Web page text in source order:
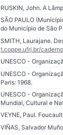
RUSKIN, John. A
SÃO PAULO
do Município de São
SMITH, Laurajane.
t.coppe.ufrj.br/
UNESCO -
UNESCO -
Paris: 1968.
UNESCO -
Mundial, Cultural e
VEYNE, Paul.
VIÑAS, Salvador